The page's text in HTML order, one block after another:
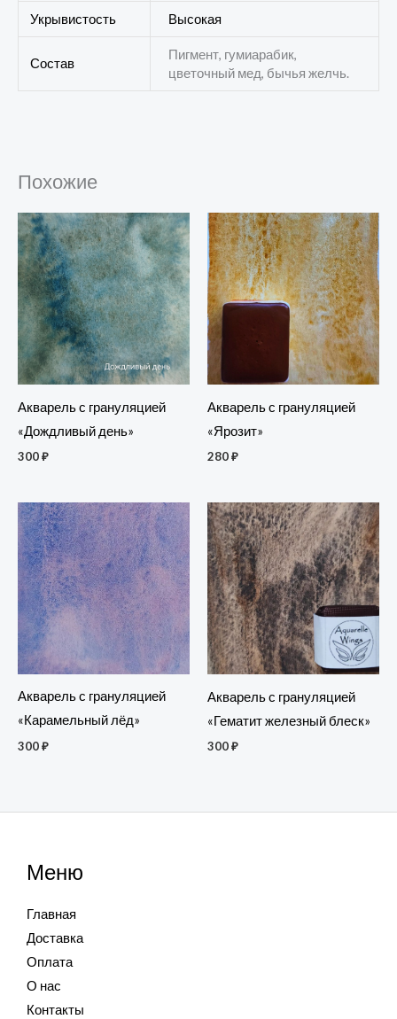
Укрывистость Высокая
Состав
Пигмент, гумиарабик,
цветочный мед, бычья желчь.
Похожие
Акварель с грануляцией
«Дождливый день»
300₽
Акварель с грануляцией
«Ярозит»
280₽
Акварель с грануляцией
«Карамельный лёд»
300₽
Акварель с грануляцией
«Гематит железный блеск»
300₽
Меню
Главная
Доставка
Оплата
О нас
Контакты